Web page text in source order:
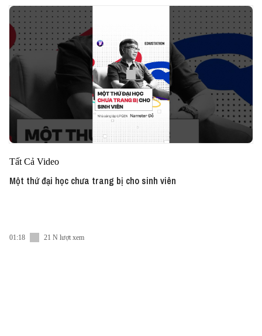
Tất Cả Video
Một thứ đại học chưa trang bị cho sinh viên
01:18 21 N lượt xem